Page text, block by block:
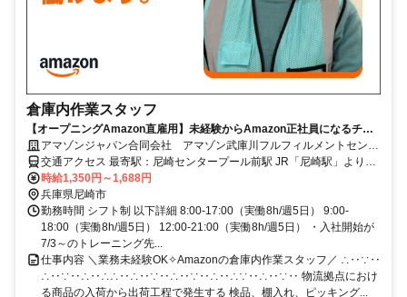
倉庫内作業スタッフ
【オープニングAmazon直雇用】未経験からAmazon正社員になるチャ
ンス！ 入社祝い金“最大18万円”の特別キャンペーン実施中◎髪色自由◎
アマゾンジャパン合同会社 アマゾン武庫川フルフィルメントセンタ
ー
交通アクセス 最寄駅：尼崎センタープール前駅 JR「尼崎駅」よりシ
ャトルバス約30分 阪急「西宮北口駅」よりシャトルバス約30分
JR「三ノ宮駅」よりシャトルバス約40分 ※シャトルバス運行あり ※
自転車通勤可 ※自動車通勤可 ※バイク通勤不可
時給1,350円～1,688円
兵庫県尼崎市
勤務時間 シフト制 以下詳細 8:00-17:00（実働8h/週5日） 9:00-
18:00（実働8h/週5日） 12:00-21:00（実働8h/週5日） ・入社開始が
7/3～のトレーニング先...
仕事内容 ＼業務未経験OK✧Amazonの倉庫内作業スタッフ／ ∴‥∵‥
∴‥∵‥∴‥∴∴‥∴‥∵‥∴‥∵‥∴‥∴∵‥∴‥∵‥ 物流拠点におけ
る商品の入荷から出荷工程で発生する 検品、棚入れ、ピッキング...